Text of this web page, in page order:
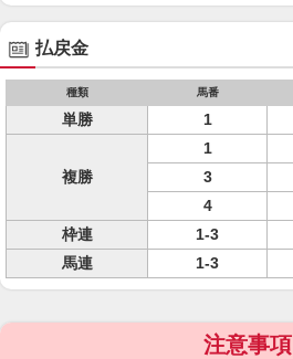
払戻金
種類 馬番
単勝 1
複勝
1
3
4
枠連
1-3
馬連
1-3
注意事項